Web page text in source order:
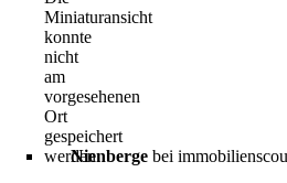
Miniaturansicht
konnte
nicht
am
vorgesehenen
Ort
gespeichert
werdenNienberge bei